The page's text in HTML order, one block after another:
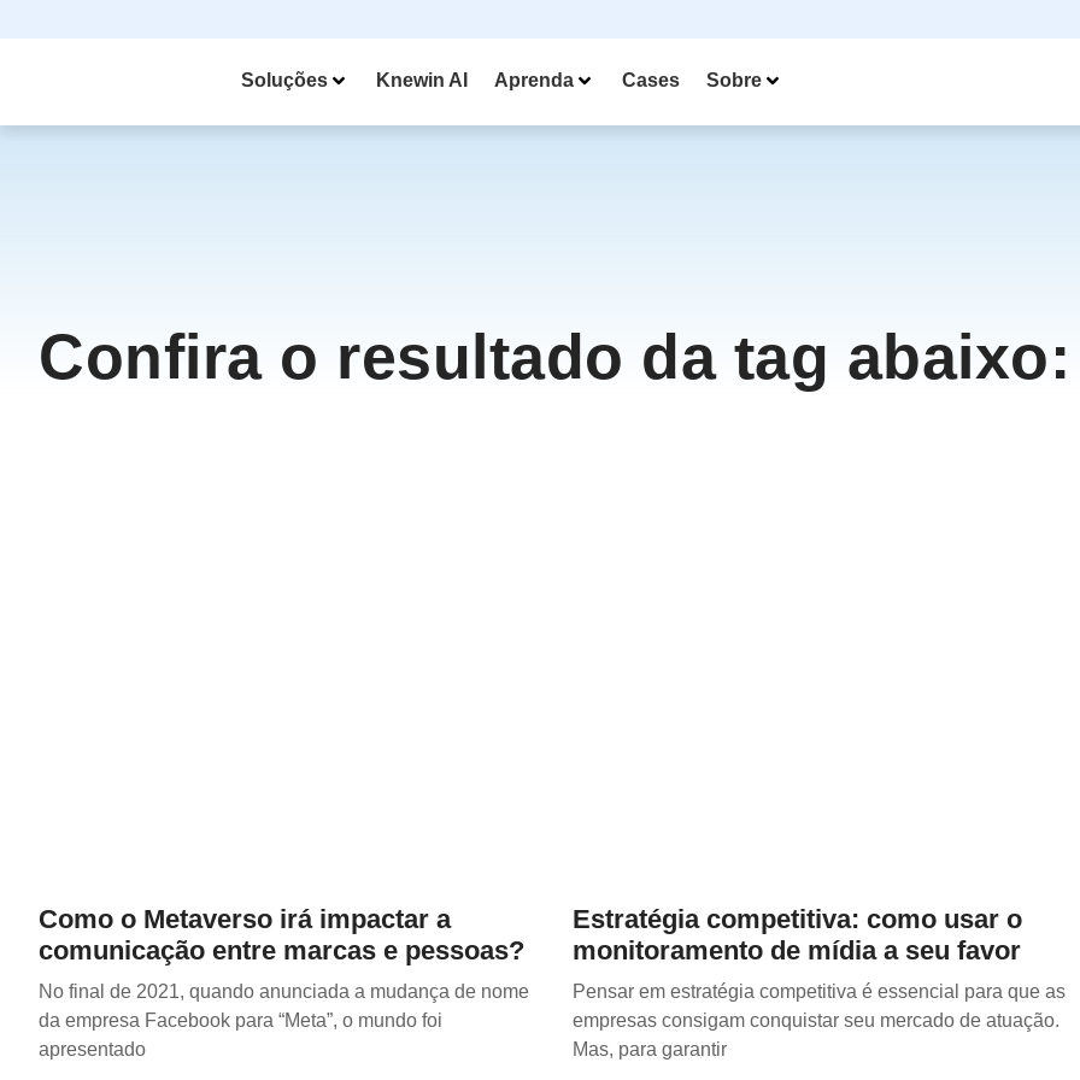
Soluções Knewin AI Aprenda Cases Sobre
Confira o resultado da tag abaixo:
Como o Metaverso irá impactar a
comunicação entre marcas e pessoas?
No final de 2021, quando anunciada a mudança de nome
da empresa Facebook para “Meta”, o mundo foi
apresentado
Estratégia competitiva: como usar o
monitoramento de mídia a seu favor
Pensar em estratégia competitiva é essencial para que as
empresas consigam conquistar seu mercado de atuação.
Mas, para garantir